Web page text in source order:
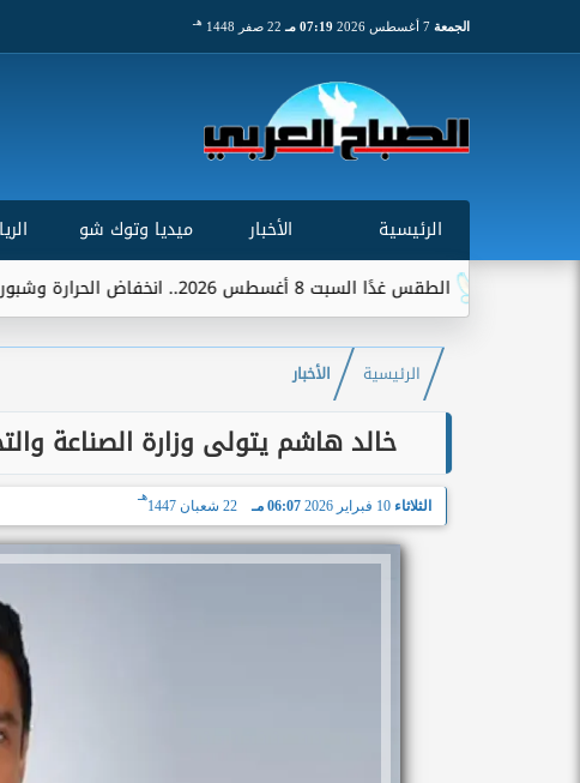
الجمعة 07:19 مـ 22 صفر 1448 هـ
الرئيسية الأخبار ميديا وتوك شو
الطقس غدًا السبت 8 أغسطس 2026.. انخفاض الحرارة وشبورة ورياح على عدة...
الرئيسية الأخبار
خالد هاشم يتولى وزارة الصناعة
الثلاثاء 10 فبراير 2026 06:07 مـ 22 شعبان 1447
هـ